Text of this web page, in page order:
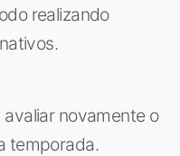
realizando
novamente o
temporada.